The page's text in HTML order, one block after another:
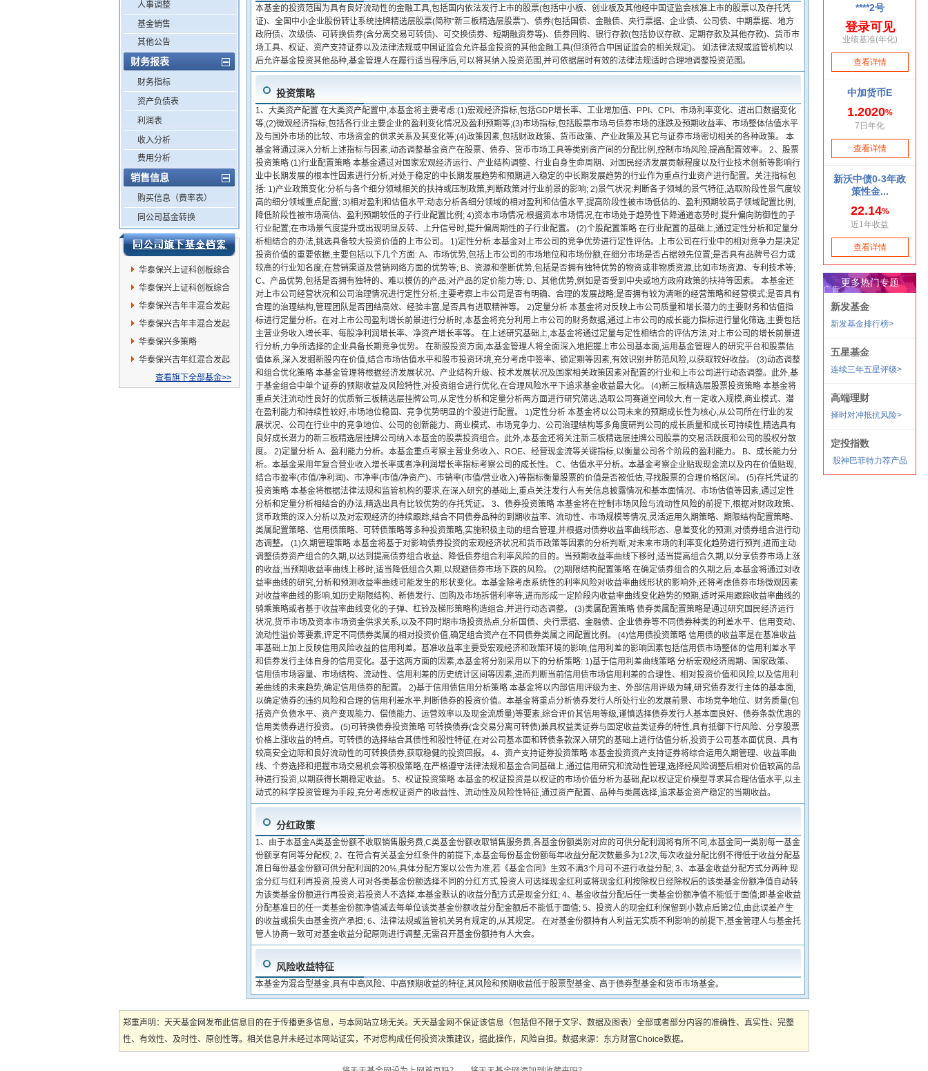
人事调整
基金销售
其他公告
财务报表
财务指标
资产负债表
利润表
收入分析
费用分析
销售信息
购买信息（费率表）
同公司基金转换
华泰保兴上证科创板综合
指数增强发起A
华泰保兴上证科创板综合
指数增强发起C
华泰保兴吉年丰混合发起
A
华泰保兴吉年丰混合发起
C
华泰保兴多策略
华泰保兴吉年红混合发起
查看旗下全部基金>>
本基金的投资范围为具有良好流动性的金融工具,包括国内依法发行上市的股票(包括中小板、创业板及其他经中国证监会核准上市的股票以及存托凭
证)、全国中小企业股份转让系统挂牌精选层股票(简称“新三板精选层股票”)、债券(包括国债、金融债、央行票据、企业债、公司债、中期票据、地方
政府债、次级债、可转换债券(含分离交易可转债)、可交换债券、短期融资券等)、债券回购、银行存款(包括协议存款、定期存款及其他存款)、货币市
场工具、权证、资产支持证券以及法律法规或中国证监会允许基金投资的其他金融工具(但须符合中国证监会的相关规定)。 如法律法规或监管机构以
后允许基金投资其他品种,基金管理人在履行适当程序后,可以将其纳入投资范围,并可依据届时有效的法律法规适时合理地调整投资范围。
投资策略
1、大类资产配置 在大类资产配置中,本基金将主要考虑:(1)宏观经济指标,包括GDP增长率、工业增加值、PPI、CPI、市场利率变化、进出口数据变化
等;(2)微观经济指标,包括各行业主要企业的盈利变化情况及盈利预期等;(3)市场指标,包括股票市场与债券市场的涨跌及预期收益率、市场整体估值水平
及与国外市场的比较、市场资金的供求关系及其变化等;(4)政策因素,包括财政政策、货币政策、产业政策及其它与证券市场密切相关的各种政策。 本
基金将通过深入分析上述指标与因素,动态调整基金资产在股票、债券、货币市场工具等类别资产间的分配比例,控制市场风险,提高配置效率。 2、股票
投资策略 (1)行业配置策略 本基金通过对国家宏观经济运行、产业结构调整、行业自身生命周期、对国民经济发展贡献程度以及行业技术创新等影响行
业中长期发展的根本性因素进行分析,对处于稳定的中长期发展趋势和预期进入稳定的中长期发展趋势的行业作为重点行业资产进行配置。关注指标包
括: 1)产业政策变化:分析与各个细分领域相关的扶持或压制政策,判断政策对行业前景的影响; 2)景气状况:判断各子领域的景气特征,选取阶段性景气度较
高的细分领域重点配置; 3)相对盈利和估值水平:动态分析各细分领域的相对盈利和估值水平,提高阶段性被市场低估的、盈利预期较高子领域配置比例,
降低阶段性被市场高估、盈利预期较低的子行业配置比例; 4)资本市场情况:根据资本市场情况,在市场处于趋势性下降通道态势时,提升偏向防御性的子
行业配置;在市场景气度提升或出现明显反转、上升信号时,提升偏周期性的子行业配置。 (2)个股配置策略 在行业配置的基础上,通过定性分析和定量分
析相结合的办法,挑选具备较大投资价值的上市公司。 1)定性分析:本基金对上市公司的竞争优势进行定性评估。上市公司在行业中的相对竞争力是决定
投资价值的重要依据,主要包括以下几个方面: A、市场优势,包括上市公司的市场地位和市场份额;在细分市场是否占据领先位置;是否具有品牌号召力或
较高的行业知名度;在营销渠道及营销网络方面的优势等; B、资源和垄断优势,包括是否拥有独特优势的物资或非物质资源,比如市场资源、专利技术等;
C、产品优势,包括是否拥有独特的、难以模仿的产品;对产品的定价能力等; D、其他优势,例如是否受到中央或地方政府政策的扶持等因素。 本基金还
对上市公司经营状况和公司治理情况进行定性分析,主要考察上市公司是否有明确、合理的发展战略;是否拥有较为清晰的经营策略和经营模式;是否具有
合理的治理结构,管理团队是否团结高效、经验丰富,是否具有进取精神等。 2)定量分析 本基金将对反映上市公司质量和增长潜力的主要财务和估值指
标进行定量分析。在对上市公司盈利增长前景进行分析时,本基金将充分利用上市公司的财务数据,通过上市公司的成长能力指标进行量化筛选,主要包括
主营业务收入增长率、每股净利润增长率、净资产增长率等。 在上述研究基础上,本基金将通过定量与定性相结合的评估方法,对上市公司的增长前景进
行分析,力争所选择的企业具备长期竞争优势。 在新股投资方面,本基金管理人将全面深入地把握上市公司基本面,运用基金管理人的研究平台和股票估
值体系,深入发掘新股内在价值,结合市场估值水平和股市投资环境,充分考虑中签率、锁定期等因素,有效识别并防范风险,以获取较好收益。 (3)动态调整
和组合优化策略 本基金管理将根据经济发展状况、产业结构升级、技术发展状况及国家相关政策因素对配置的行业和上市公司进行动态调整。此外,基
于基金组合中单个证券的预期收益及风险特性,对投资组合进行优化,在合理风险水平下追求基金收益最大化。 (4)新三板精选层股票投资策略 本基金将
重点关注流动性良好的优质新三板精选层挂牌公司,从定性分析和定量分析两方面进行研究筛选,选取公司赛道空间较大,有一定收入规模,商业模式、潜
在盈利能力和持续性较好,市场地位稳固、竞争优势明显的个股进行配置。 1)定性分析 本基金将以公司未来的预期成长性为核心,从公司所在行业的发
展状况、公司在行业中的竞争地位、公司的创新能力、商业模式、市场竞争力、公司治理结构等多角度研判公司的成长质量和成长可持续性,精选具有
良好成长潜力的新三板精选层挂牌公司纳入本基金的股票投资组合。此外,本基金还将关注新三板精选层挂牌公司股票的交易活跃度和公司的股权分散
度。 2)定量分析 A、盈利能力分析。本基金重点考察主营业务收入、ROE、经营现金流等关键指标,以衡量公司各个阶段的盈利能力。 B、成长能力分
析。本基金采用年复合营业收入增长率或者净利润增长率指标考察公司的成长性。 C、估值水平分析。本基金考察企业贴现现金流以及内在价值贴现,
结合市盈率(市值/净利润)、市净率(市值/净资产)、市销率(市值/营业收入)等指标衡量股票的价值是否被低估,寻找股票的合理价格区间。 (5)存托凭证的
投资策略 本基金将根据法律法规和监管机构的要求,在深入研究的基础上,重点关注发行人有关信息披露情况和基本面情况、市场估值等因素,通过定性
分析和定量分析相结合的办法,精选出具有比较优势的存托凭证。 3、债券投资策略 本基金将在控制市场风险与流动性风险的前提下,根据对财政政策、
货币政策的深入分析以及对宏观经济的持续跟踪,结合不同债券品种的到期收益率、流动性、市场规模等情况,灵活运用久期策略、期限结构配置策略、
类属配置策略、信用债策略、可转债策略等多种投资策略,实施积极主动的组合管理,并根据对债券收益率曲线形态、息差变化的预测,对债券组合进行动
态调整。 (1)久期管理策略 本基金将基于对影响债券投资的宏观经济状况和货币政策等因素的分析判断,对未来市场的利率变化趋势进行预判,进而主动
调整债券资产组合的久期,以达到提高债券组合收益、降低债券组合利率风险的目的。当预期收益率曲线下移时,适当提高组合久期,以分享债券市场上涨
的收益;当预期收益率曲线上移时,适当降低组合久期,以规避债券市场下跌的风险。 (2)期限结构配置策略 在确定债券组合的久期之后,本基金将通过对收
益率曲线的研究,分析和预测收益率曲线可能发生的形状变化。本基金除考虑系统性的利率风险对收益率曲线形状的影响外,还将考虑债券市场微观因素
对收益率曲线的影响,如历史期限结构、新债发行、回购及市场拆借利率等,进而形成一定阶段内收益率曲线变化趋势的预期,适时采用跟踪收益率曲线的
骑乘策略或者基于收益率曲线变化的子弹、杠铃及梯形策略构造组合,并进行动态调整。 (3)类属配置策略 债券类属配置策略是通过研究国民经济运行
状况,货币市场及资本市场资金供求关系,以及不同时期市场投资热点,分析国债、央行票据、金融债、企业债券等不同债券种类的利差水平、信用变动、
流动性溢价等要素,评定不同债券类属的相对投资价值,确定组合资产在不同债券类属之间配置比例。 (4)信用债投资策略 信用债的收益率是在基准收益
率基础上加上反映信用风险收益的信用利差。基准收益率主要受宏观经济和政策环境的影响,信用利差的影响因素包括信用债市场整体的信用利差水平
和债券发行主体自身的信用变化。基于这两方面的因素,本基金将分别采用以下的分析策略: 1)基于信用利差曲线策略 分析宏观经济周期、国家政策、
信用债市场容量、市场结构、流动性、信用利差的历史统计区间等因素,进而判断当前信用债市场信用利差的合理性、相对投资价值和风险,以及信用利
差曲线的未来趋势,确定信用债券的配置。 2)基于信用债信用分析策略 本基金将以内部信用评级为主、外部信用评级为辅,研究债券发行主体的基本面,
以确定债券的违约风险和合理的信用利差水平,判断债券的投资价值。本基金将重点分析债券发行人所处行业的发展前景、市场竞争地位、财务质量(包
括资产负债水平、资产变现能力、偿债能力、运营效率以及现金流质量)等要素,综合评价其信用等级,谨慎选择债券发行人基本面良好、债券条款优惠的
信用类债券进行投资。 (5)可转换债券投资策略 可转换债券(含交易分离可转债)兼具权益类证券与固定收益类证券的特性,具有抵御下行风险、分享股票
价格上涨收益的特点。可转债的选择结合其债性和股性特征,在对公司基本面和转债条款深入研究的基础上进行估值分析,投资于公司基本面优良、具有
较高安全边际和良好流动性的可转换债券,获取稳健的投资回报。 4、资产支持证券投资策略 本基金投资资产支持证券将综合运用久期管理、收益率曲
线、个券选择和把握市场交易机会等积极策略,在严格遵守法律法规和基金合同基础上,通过信用研究和流动性管理,选择经风险调整后相对价值较高的品
种进行投资,以期获得长期稳定收益。 5、权证投资策略 本基金的权证投资是以权证的市场价值分析为基础,配以权证定价模型寻求其合理估值水平,以主
动式的科学投资管理为手段,充分考虑权证资产的收益性、流动性及风险性特征,通过资产配置、品种与类属选择,追求基金资产稳定的当期收益。
分红政策
1、由于本基金A类基金份额不收取销售服务费,C类基金份额收取销售服务费,各基金份额类别对应的可供分配利润将有所不同,本基金同一类别每一基金
份额享有同等分配权; 2、在符合有关基金分红条件的前提下,本基金每份基金份额每年收益分配次数最多为12次,每次收益分配比例不得低于收益分配基
准日每份基金份额可供分配利润的20%,具体分配方案以公告为准,若《基金合同》生效不满3个月可不进行收益分配; 3、本基金收益分配方式分两种:现
金分红与红利再投资,投资人可对各类基金份额选择不同的分红方式,投资人可选择现金红利或将现金红利按除权日经除权后的该类基金份额净值自动转
为该类基金份额进行再投资;若投资人不选择,本基金默认的收益分配方式是现金分红; 4、基金收益分配后任一类基金份额净值不能低于面值;即基金收益
分配基准日的任一类基金份额净值减去每单位该类基金份额收益分配金额后不能低于面值; 5、投资人的现金红利保留到小数点后第2位,由此误差产生
的收益或损失由基金资产承担; 6、法律法规或监管机关另有规定的,从其规定。 在对基金份额持有人利益无实质不利影响的前提下,基金管理人与基金托
管人协商一致可对基金收益分配原则进行调整,无需召开基金份额持有人大会。
风险收益特征
本基金为混合型基金,具有中高风险、中高预期收益的特征,其风险和预期收益低于股票型基金、高于债券型基金和货币市场基金。
郑重声明：天天基金网发布此信息目的在于传播更多信息，与本网站立场无关。天天基金网不保证该信息（包括但不限于文字、数据及图表）全部或者部分内容的准确性、真实性、完整
性、有效性、及时性、原创性等。相关信息并未经过本网站证实，不对您构成任何投资决策建议，据此操作，风险自担。数据来源：东方财富Choice数据。